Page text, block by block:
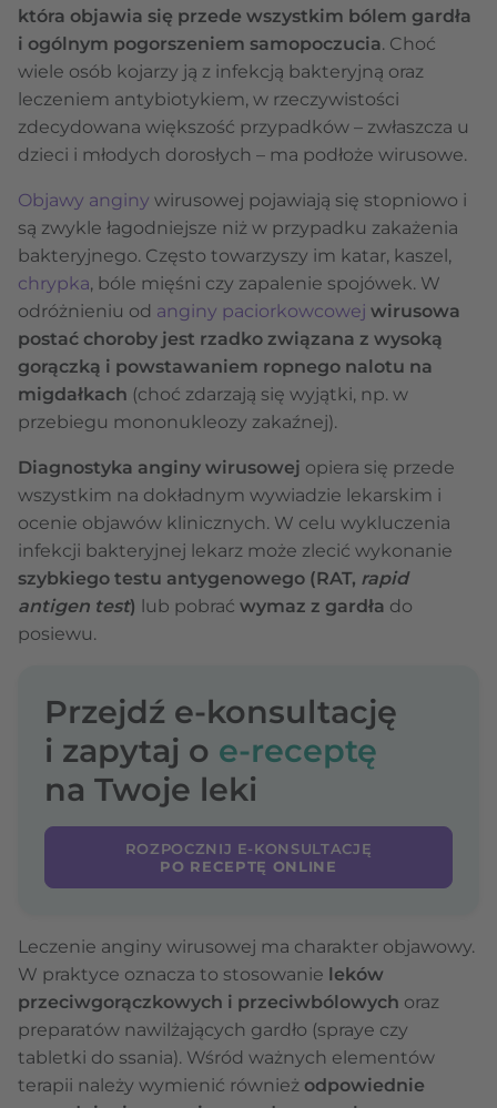
która objawia się przede wszystkim bólem gardła
i ogólnym pogorszeniem samopoczucia. Choć
wiele osób kojarzy ją z infekcją bakteryjną oraz
leczeniem antybiotykiem, w rzeczywistości
zdecydowana większość przypadków – zwłaszcza u
dzieci i młodych dorosłych – ma podłoże wirusowe.
Objawy anginy wirusowej pojawiają się stopniowo i
są zwykle łagodniejsze niż w przypadku zakażenia
bakteryjnego. Często towarzyszy im katar, kaszel,
chrypka, bóle mięśni czy zapalenie spojówek. W
odróżnieniu od anginy paciorkowcowej wirusowa
postać choroby jest rzadko związana z wysoką
gorączką i powstawaniem ropnego nalotu na
migdałkach (choć zdarzają się wyjątki, np. w
przebiegu mononukleozy zakaźnej).
Diagnostyka anginy wirusowej opiera się przede
wszystkim na dokładnym wywiadzie lekarskim i
ocenie objawów klinicznych. W celu wykluczenia
infekcji bakteryjnej lekarz może zlecić wykonanie
szybkiego testu antygenowego (RAT, rapid
antigen test) lub pobrać wymaz z gardła do
posiewu.
Przejdź e-konsultację
i zapytaj o e-receptę
na Twoje leki
ROZPOCZNIJ E-KONSULTACJĘ
PO RECEPTĘ ONLINE
Leczenie anginy wirusowej ma charakter objawowy.
W praktyce oznacza to stosowanie leków
przeciwgorączkowych i przeciwbólowych oraz
preparatów nawilżających gardło (spraye czy
tabletki do ssania). Wśród ważnych elementów
terapii należy wymienić również odpowiednie